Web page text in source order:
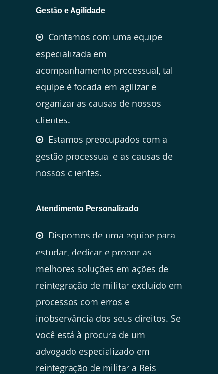
Gestão e Agilidade
Contamos com uma equipe
especializada em
acompanhamento processual, tal
equipe é focada em agilizar e
organizar as causas de nossos
clientes.
Estamos preocupados com a
gestão processual e as causas de
nossos clientes.
Atendimento Personalizado
Dispomos de uma equipe para
estudar, dedicar e propor as
melhores soluções em ações de
reintegração de militar excluído em
processos com erros e
inobservância dos seus direitos. Se
você está à procura de um
advogado especializado em
reintegração de militar a Reis